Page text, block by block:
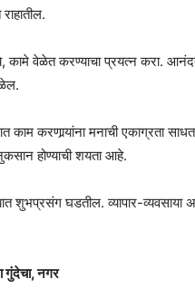
वेळेत करण्याचा प्रयत्न करा.
काम करणार्‍यांना मनाची एकाग्रता
होण्याची शयता आहे.
शुभप्रसंग घडतील. व्यापार-व्यवसाया
नगर